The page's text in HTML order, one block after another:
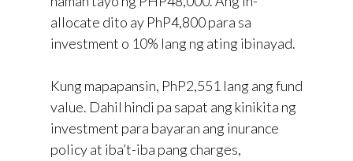
allocate dito ay PhP4,800 para sa
investment o 10% lang ng ating ibinayad.
Kung mapapansin, PhP2,551 lang ang fund
value. Dahil hindi pa sapat ang kinikita ng
investment para bayaran ang inurance
policy at iba’t-iba pang charges,